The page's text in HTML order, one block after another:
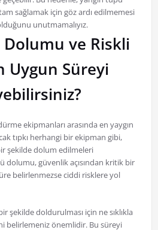
sağlamak için göz ardı edilmemesi
unutmamalıyız.
Dolumu ve Riskli
Uygun Süreyi
ekipmanları arasında en yaygın
tıpkı herhangi bir ekipman gibi,
şekilde dolum edilmeleri
dolumu, güvenlik açısından kritik bir
belirlenmezse ciddi risklere yol
şekilde doldurulması için ne sıklıkla
belirlemeniz önemlidir. Bu süreyi